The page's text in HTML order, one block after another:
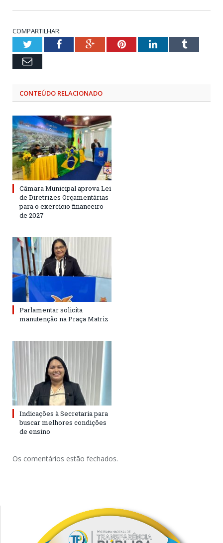
COMPARTILHAR:
TwitterFacebookGoogle+PinterestLinkedInTumblr
Email
CONTEÚDO RELACIONADO
Câmara Municipal aprova Lei
de Diretrizes Orçamentárias
para o exercício financeiro
de 2027
Parlamentar solicita
manutenção na Praça Matriz
Indicações à Secretaria para
buscar melhores condições
de ensino
Os comentários estão fechados.